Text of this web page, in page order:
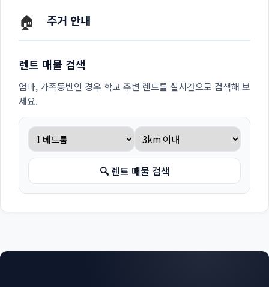
🏠 주거 안내
렌트 매물 검색
엄마, 가족동반인 경우 학교 주변 렌트를 실시간으로 검색해 보
세요.
🔍 렌트 매물 검색